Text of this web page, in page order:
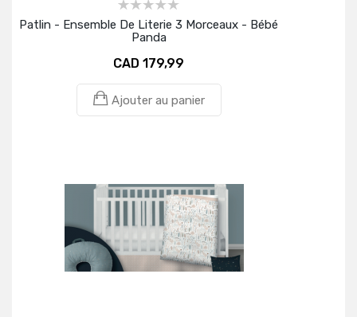
Patlin - Ensemble De Literie 3 Morceaux - Bébé
Panda
CAD 179,99
Ajouter au panier